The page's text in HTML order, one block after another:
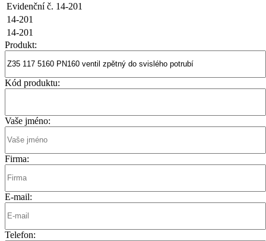
Evidenční č. 14-201
14-201
14-201
Produkt:
Kód produktu:
Vaše jméno:
Firma:
E-mail:
Telefon: